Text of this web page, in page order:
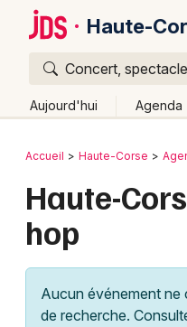
Haute-
Concert,
Aujourd'hui Agenda
Publier un
Grands événements
Activité & Expérience
Bordeaux
Colmar
Lille
Lyon
Retour
Accueil Haute-Corse
Haute-
hop
Aucun événement ne
de recherche.
Quoi ?
Où ?
Changer de lieu
Quand ?
Aujourd'hui
Demain